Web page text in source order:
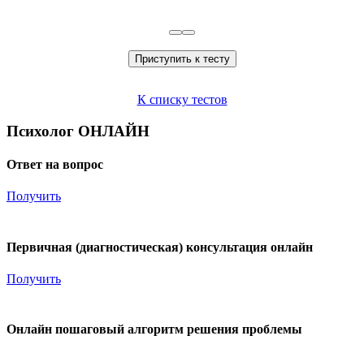
Приступить к тесту
К списку тестов
Психолог ОНЛАЙН
Ответ на вопрос
Получить
Первичная (диагностическая) консультация онлайн
Получить
Онлайн пошаговый алгоритм решения проблемы